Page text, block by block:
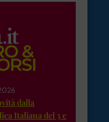
dalla
Italiana del 3 e